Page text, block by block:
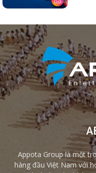
Appota Group là một
hàng đầu Việt Nam với